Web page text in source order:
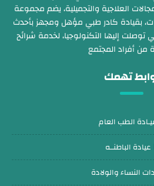
العلاجية والتجميلية، يضم مجموعة
بقيادة كادر طبي مؤهل ومجهز بأحدث
توصلت إليها التكنولوجيا، لخدمة شرائح
من أفراد المجتمع
تهمك
الطب العام
عيادة الباطنــه
النساء والولادة